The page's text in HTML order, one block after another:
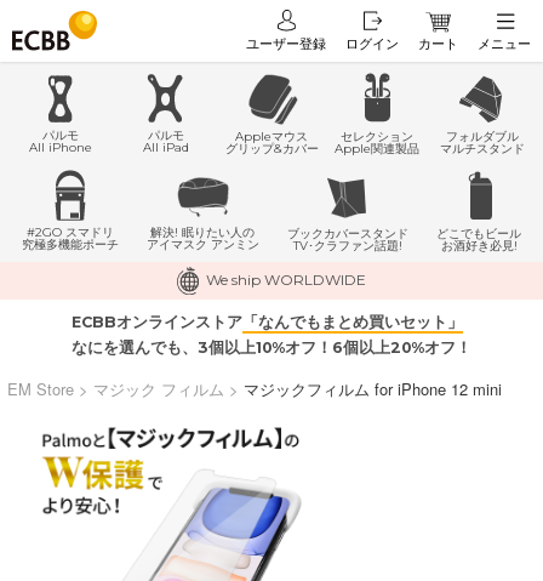
ユーザー登録 ログイン カート メニュー
パルモ
All iPhone
パルモ
All iPad
Appleマウス
グリップ&カバー
セレクション
Apple関連製品
フォルダブル
マルチスタンド
#2GO スマドリ
究極多機能ポーチ
解決! 眠りたい人の
アイマスク アンミン
ブックカバースタンド
TV･クラファン話題!
どこでもビール
お酒好き必見!
We ship WORLDWIDE
ECBBオンラインストア 「なんでもまとめ買いセット」
なにを選んでも、3個以上10%オフ！6個以上20%オフ！
EM Store > マジック フィルム > マジックフィルム for iPhone 12 mini